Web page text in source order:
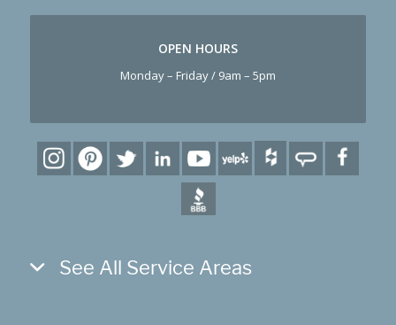
OPEN HOURS
Monday – Friday / 9am – 5pm
See All Service Areas